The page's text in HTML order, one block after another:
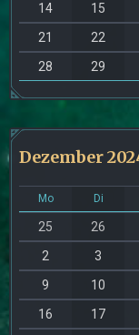
14
15
21
22
28
29
Dezember
Mo Di
25 26
2
3
9
10
16
17